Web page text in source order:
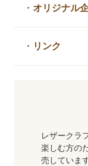
・ オリジナル
・ リンク
レザークラ
楽しむ方の
売していま